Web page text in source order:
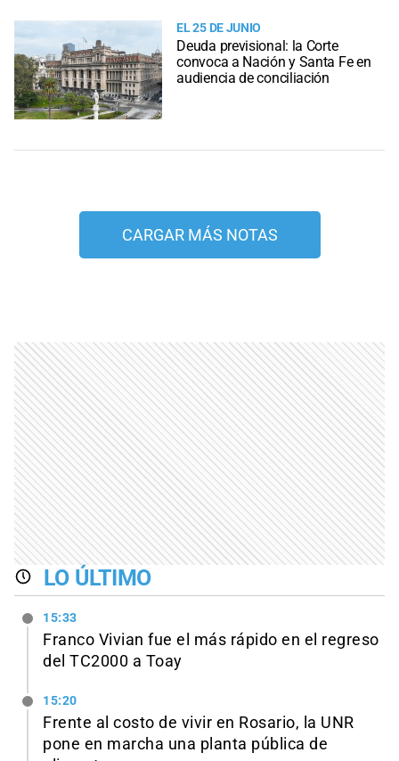
EL 25 DE JUNIO
Deuda previsional: la Corte
convoca a Nación y Santa Fe en
audiencia de conciliación
CARGAR MÁS NOTAS
LO ÚLTIMO
15:33
Franco Vivian fue el más rápido en el regreso
del TC2000 a Toay
15:20
Frente al costo de vivir en Rosario, la UNR
pone en marcha una planta pública de